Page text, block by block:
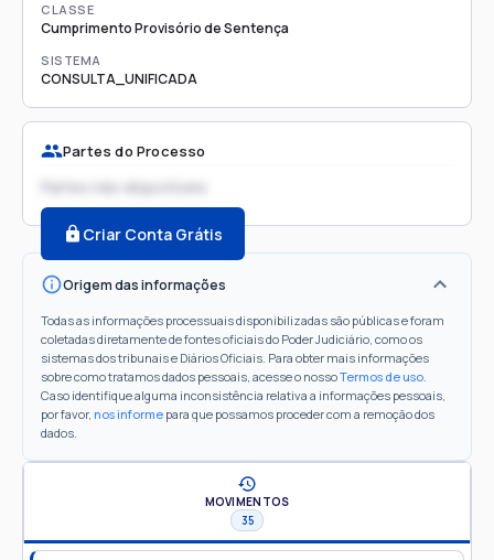
CLASSE
Cumprimento Provisório de Sentença
SISTEMA
CONSULTA_UNIFICADA
Partes do Processo
Partes não disponíveis
Criar Conta Grátis
Origem das informações
Todas as informações processuais disponibilizadas são públicas e foram
coletadas diretamente de fontes oficiais do Poder Judiciário, como os
sistemas dos tribunais e Diários Oficiais. Para obter mais informações
sobre como tratamos dados pessoais, acesse o nossoTermos de uso.
Caso identifique alguma inconsistência relativa a informações pessoais,
por favor, nos informe para que possamos proceder com a remoção dos
dados.
MOVIMENTOS
35